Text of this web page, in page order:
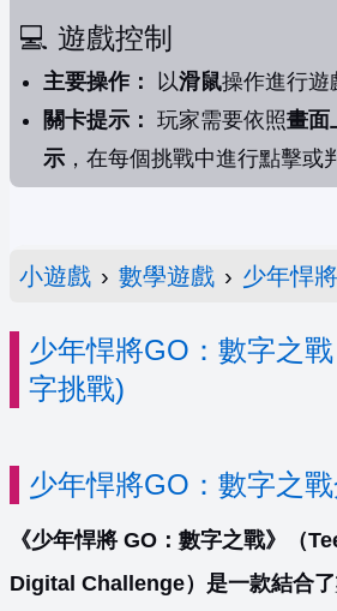
💻 遊戲控制
主要操作： 以滑鼠操作進行遊
關卡提示： 玩家需要依照畫面
示 ，在每個挑戰中進行點擊或
小遊戲 › 數學遊戲 › 少年悍
少年悍將GO：數字之
字挑戰)
少年悍將GO：數字之
《少年悍將 GO：數字之戰》（
Digital Challenge）是一款結合